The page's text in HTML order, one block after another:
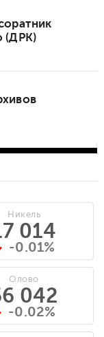
(ДРК)
Никель
014
-0.01%
Олово
042
-0.02%